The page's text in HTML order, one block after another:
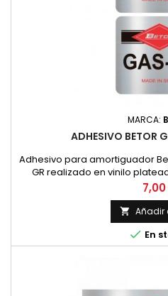
MARCA:
ADHESIVO BETOR
Adhesivo para amortiguador
GR realizado en vinilo
original. PRECIO
 Añadir
 En